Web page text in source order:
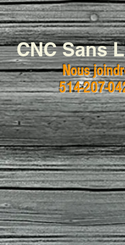
CNC Sans
Nous
514-207-